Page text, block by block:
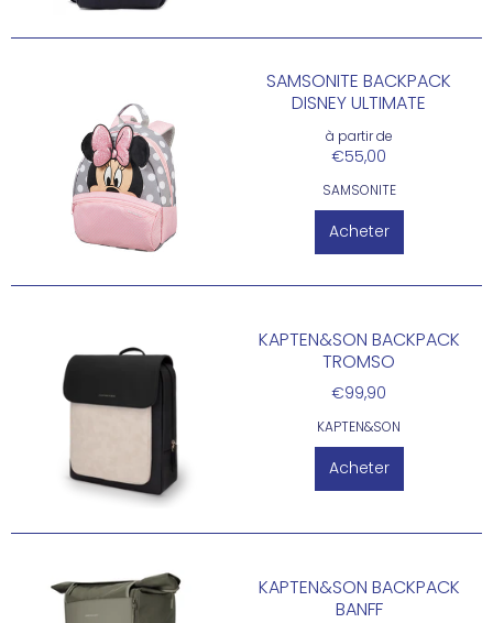
SAMSONITE BACKPACK
DISNEY ULTIMATE
à partir de
€55,00
SAMSONITE
Acheter
KAPTEN&SON BACKPACK
TROMSO
€99,90
KAPTEN&SON
Acheter
KAPTEN&SON BACKPACK
BANFF